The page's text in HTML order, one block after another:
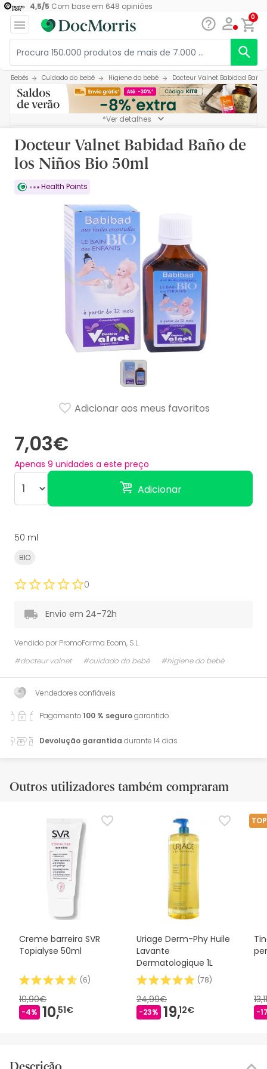
4,5/5 Com base em 648 opiniões
0
Bebés Cuidado do bebé Higiene do bebé Docteur Valnet Babidad Baño
*Ver detalhes
Docteur Valnet Babidad Baño de
los Niños Bio 50ml
Health Points
7,03€
Apenas 9 unidades a este preço
Adicionar
Adicionar aos meus favoritos
50 ml
BIO
0
Envio em 24-72h
Vendido por PromoFarma Ecom, S.L.
#docteur valnet
#cuidado do bebé #higiene do bebé
Vendedores confiáveis
Pagamento100 % segurogarantido
Devolução garantida durante 14 dias
Outros utilizadores também compraram
Creme barreira SVR
Topialyse 50ml
(6)
10,90€
-4% 10,51€
Uriage Derm-Phy Huile
Lavante
Dermatologique 1L
(78)
24,99€
-23% 19,12€ -